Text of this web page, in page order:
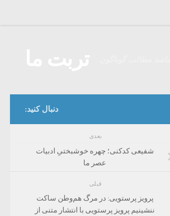
دنبال کنید:
بعدی
شفیعی کدکنی؛ چهره خوشبختیِ ادبیات
عصر ما
قبلی
پرویز پرستویی: در مرگ هم‌وطن ساکت
ننشینیم پرویز پرستویی با انتشار متنی از